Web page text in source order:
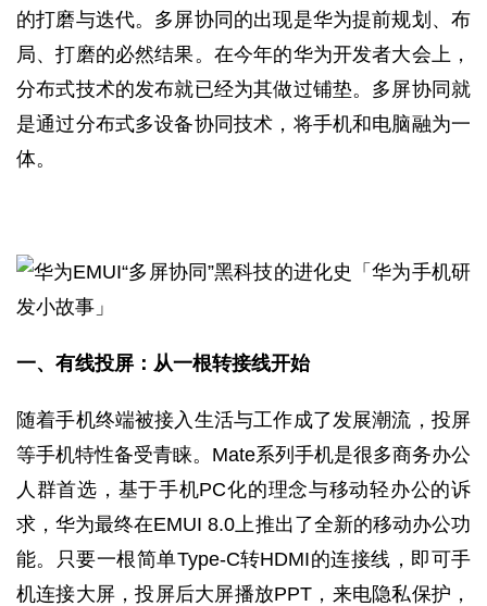
的打磨与迭代。多屏协同的出现是华为提前规划、布
局、打磨的必然结果。在今年的华为开发者大会上，
分布式技术的发布就已经为其做过铺垫。多屏协同就
是通过分布式多设备协同技术，将手机和电脑融为一
体。
一、有线投屏：从一根转接线开始
随着手机终端被接入生活与工作成了发展潮流，投屏
等手机特性备受青睐。Mate系列手机是很多商务办公
人群首选，基于手机PC化的理念与移动轻办公的诉
求，华为最终在EMUI 8.0上推出了全新的移动办公功
能。只要一根简单Type-C转HDMI的连接线，即可手
机连接大屏，投屏后大屏播放PPT，来电隐私保护，